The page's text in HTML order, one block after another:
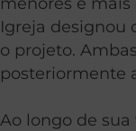
Igreja designou
o projeto.
posteriormente
Ao longo de sua